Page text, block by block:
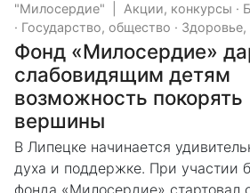
"Милосердие"
Акции, конкурсы ·
· Государство, общество ·
Фонд «Милосердие»
слабовидящим детям
возможность покорять
вершины
В Липецке начинается
духа и поддержке. При участии
фонда «Милосердие» стартовал